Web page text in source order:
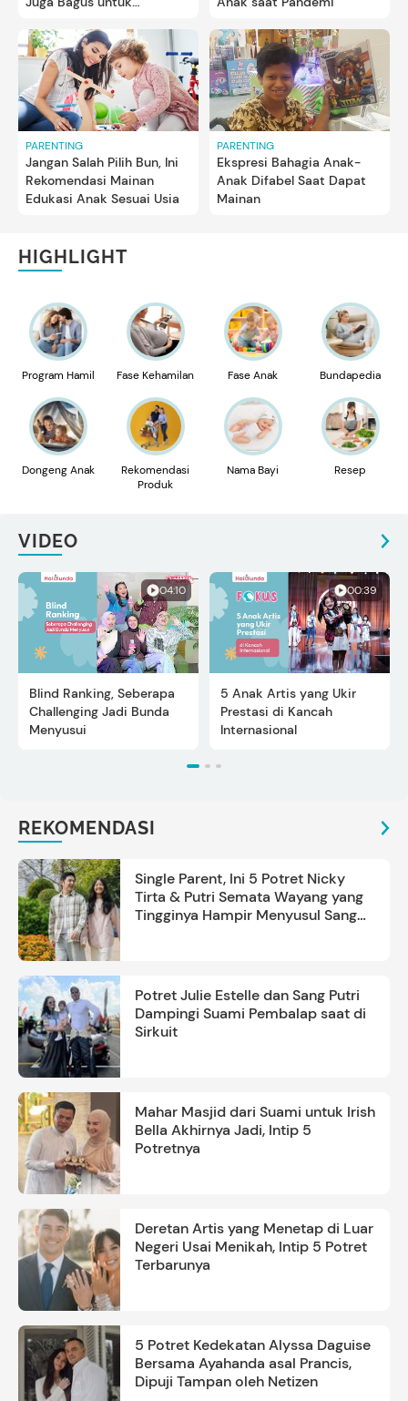
laki
PARENTING
Jangan Salah Pilih Bun, Ini
Rekomendasi Mainan
Edukasi Anak Sesuai Usia
PARENTING
Ekspresi Bahagia Anak-
Anak Difabel Saat Dapat
Mainan
HIGHLIGHT
Program Hamil Fase Kehamilan Fase Anak Bundapedia
Dongeng Anak
Rekomendasi
Produk
Nama Bayi Resep
VIDEO
04:10
Blind Ranking, Seberapa
Challenging Jadi Bunda
Menyusui
00:39
5 Anak Artis yang Ukir
Prestasi di Kancah
Internasional
REKOMENDASI
Single Parent, Ini 5 Potret Nicky
Tirta & Putri Semata Wayang yang
Tingginya Hampir Menyusul Sang
Potret Julie Estelle dan Sang Putri
Dampingi Suami Pembalap saat di
Sirkuit
Mahar Masjid dari Suami untuk Irish
Bella Akhirnya Jadi, Intip 5
Potretnya
Deretan Artis yang Menetap di Luar
Negeri Usai Menikah, Intip 5 Potret
Terbarunya
5 Potret Kedekatan Alyssa Daguise
Bersama Ayahanda asal Prancis,
Dipuji Tampan oleh Netizen